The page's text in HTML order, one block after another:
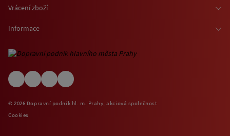
O nákupu jízdenek a vstupenek
(EN) Shipping abroad
Vrácení zboží
Informace
Informace o využívání cookies
© 2026 Dopravní podnik hl. m. Prahy, akciová společnost
Cookies